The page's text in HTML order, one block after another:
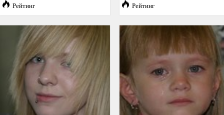
Рейтинг Рейтинг